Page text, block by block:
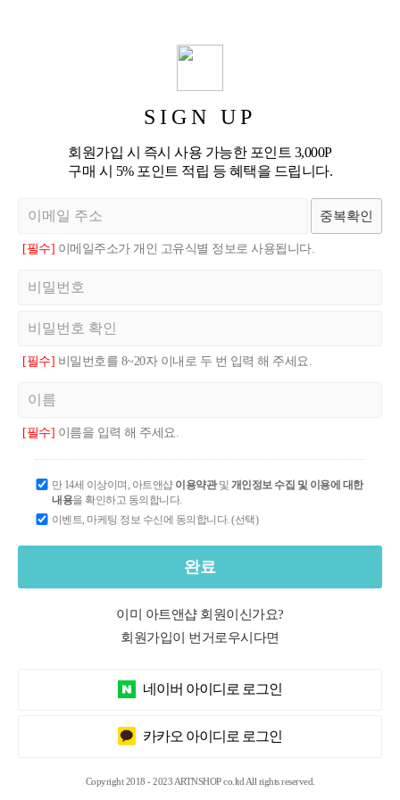
SIGN UP
회원가입 시 즉시 사용 가능한 포인트 3,000P
구매 시 5% 포인트 적립 등 혜택을 드립니다.
중복확인
[필수] 이메일주소가 개인 고유식별 정보로 사용됩니다.
[필수] 비밀번호를 8~20자 이내로 두 번 입력 해 주세요.
[필수] 이름을 입력 해 주세요.
만 14세 이상이며, 아트앤샵 이용약관및 개인정보 수집 및 이용에 대한
내용을 확인하고 동의합니다.
이벤트, 마케팅 정보 수신에 동의합니다. (선택)
완료
이미 아트앤샵 회원이신가요?
회원가입이 번거로우시다면
네이버 아이디로 로그인
카카오 아이디로 로그인
Copyright 2018 - 2023 ARTNSHOP co.ltd All rights reserved.